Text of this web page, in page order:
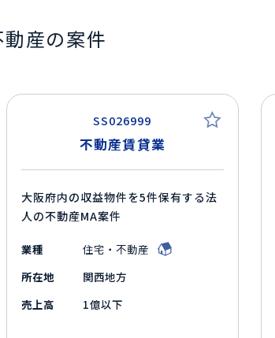
産の案件
SS026999
不動産賃貸業
大阪府内の収益物件を5件保有する法
人の不動産MA案件
業種
住宅・不動産
所在地
関西地方
売上高
1億以下